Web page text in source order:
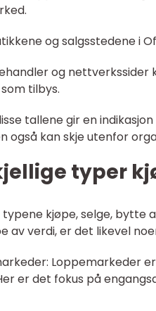
og salgsstedene i
og nettverkssider
tilbys.
tallene gir en
også kan skje utenfor
typer
typene kjøpe, selge,
av verdi, er det likevel
Loppemarkeder
er det fokus på